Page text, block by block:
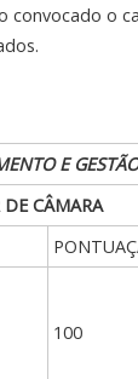
convocado o
E
CÂMARA
100